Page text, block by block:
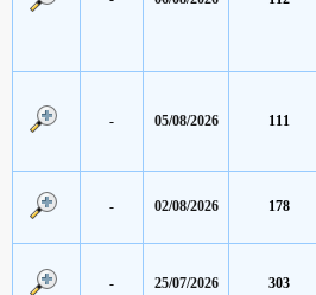
05/08/2026
02/08/2026
25/07/2026